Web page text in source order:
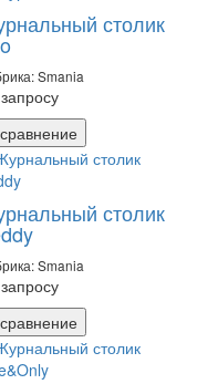
столик
Smania
столик
Smania